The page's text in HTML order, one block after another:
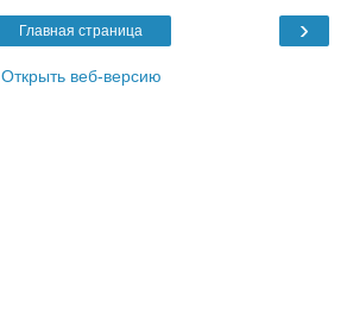
›
Главная страница
Открыть веб-версию